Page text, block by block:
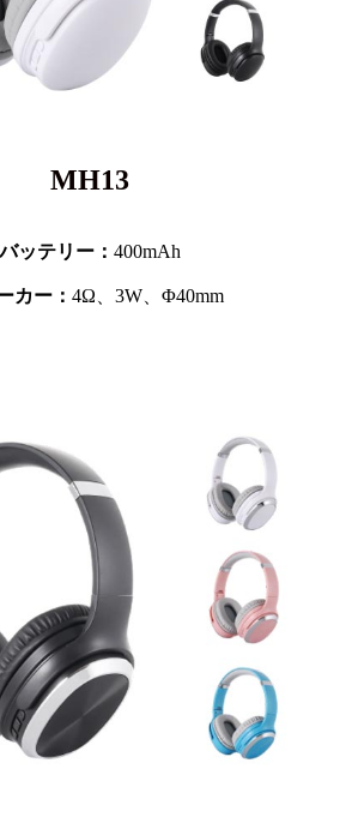
MH13
バッテリー： 400mAh
カー： 4Ω、3W、Φ40mm